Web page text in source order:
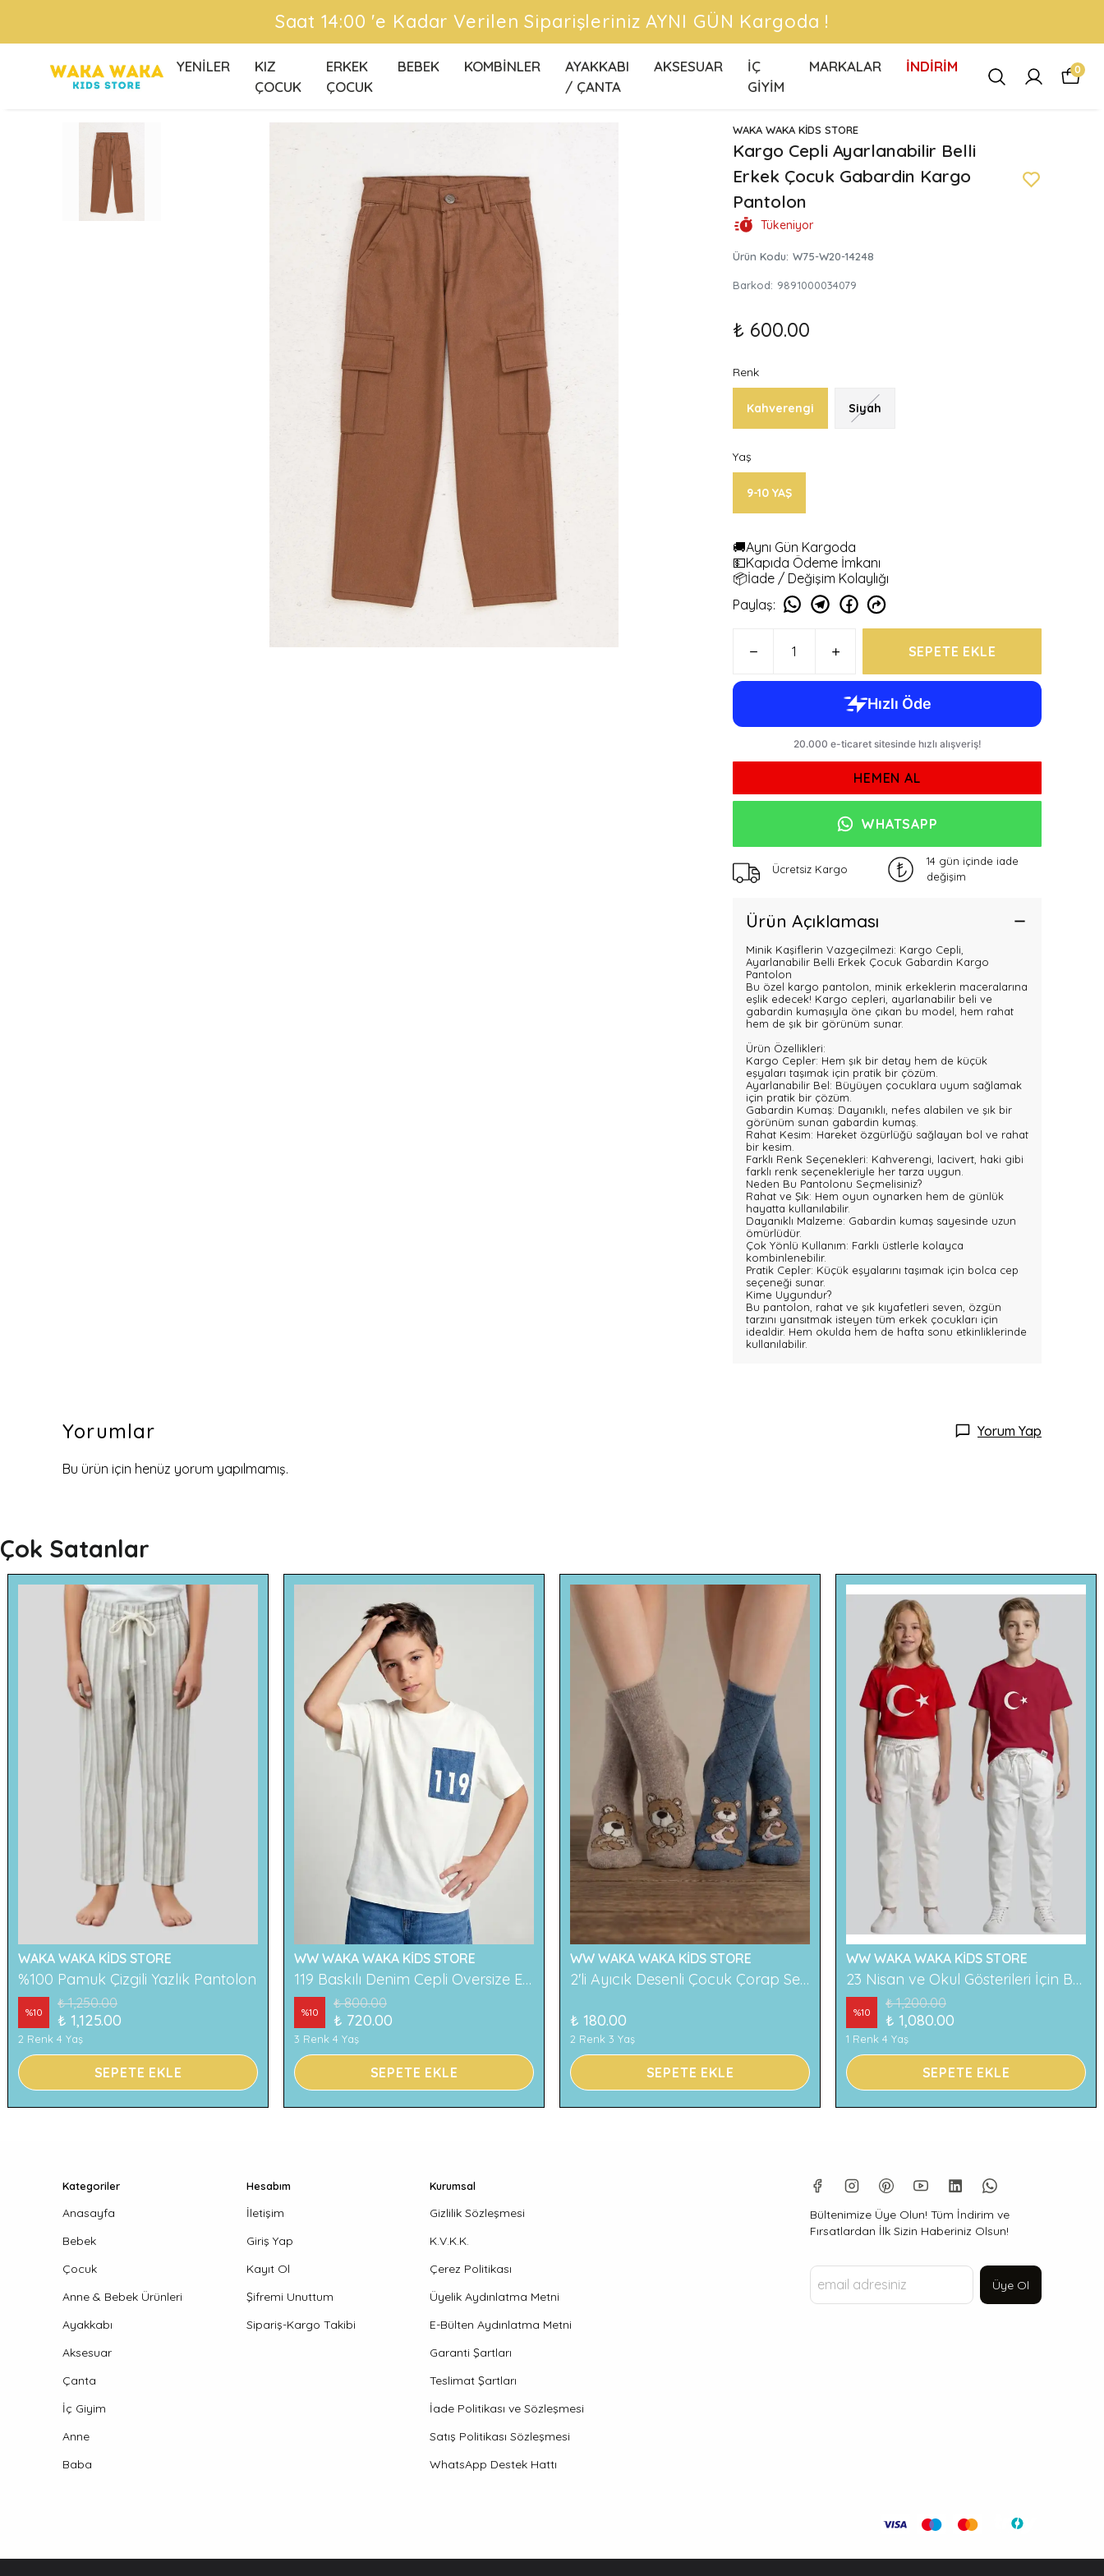
ÜCRETSİZ KARGO FIRSATLARINI KAÇIRMA !
YENİLER
KIZ
ÇOCUK
ERKEK
ÇOCUK
BEBEK KOMBİNLER
AYAKKABI
/ ÇANTA
AKSESUAR
İÇ
GİYİM
MARKALAR İNDİRİM 0
WAKA WAKA KİDS STORE
Kargo Cepli Ayarlanabilir Belli
Erkek Çocuk Gabardin Kargo
Pantolon
Tükeniyor
Ürün Kodu: W75-W20-14248
Barkod: 9891000034079
₺ 600.00
Renk
Kahverengi Siyah
Yaş
9-10 YAŞ
🚚Aynı Gün Kargoda
💵Kapıda Ödeme İmkanı
📦İade / Değişim Kolaylığı
Paylaş:
SEPETE EKLE
HEMEN AL
WHATSAPP
Ücretsiz Kargo
14 gün içinde iade
değişim
Ürün Açıklaması
Minik Kaşiflerin Vazgeçilmezi: Kargo Cepli,
Ayarlanabilir Belli Erkek Çocuk Gabardin Kargo
Pantolon
Bu özel kargo pantolon, minik erkeklerin maceralarına
eşlik edecek! Kargo cepleri, ayarlanabilir beli ve
gabardin kumaşıyla öne çıkan bu model, hem rahat
hem de şık bir görünüm sunar.
Ürün Özellikleri:
Kargo Cepler: Hem şık bir detay hem de küçük
eşyaları taşımak için pratik bir çözüm.
Ayarlanabilir Bel: Büyüyen çocuklara uyum sağlamak
için pratik bir çözüm.
Gabardin Kumaş: Dayanıklı, nefes alabilen ve şık bir
görünüm sunan gabardin kumaş.
Rahat Kesim: Hareket özgürlüğü sağlayan bol ve rahat
bir kesim.
Farklı Renk Seçenekleri: Kahverengi, lacivert, haki gibi
farklı renk seçenekleriyle her tarza uygun.
Neden Bu Pantolonu Seçmelisiniz?
Rahat ve Şık: Hem oyun oynarken hem de günlük
hayatta kullanılabilir.
Dayanıklı Malzeme: Gabardin kumaş sayesinde uzun
ömürlüdür.
Çok Yönlü Kullanım: Farklı üstlerle kolayca
kombinlenebilir.
Pratik Cepler: Küçük eşyalarını taşımak için bolca cep
seçeneği sunar.
Kime Uygundur?
Bu pantolon, rahat ve şık kıyafetleri seven, özgün
tarzını yansıtmak isteyen tüm erkek çocukları için
idealdir. Hem okulda hem de hafta sonu etkinliklerinde
kullanılabilir.
Yorumlar Yorum Yap
Bu ürün için henüz yorum yapılmamış.
Çok Satanlar
WAKA WAKA KİDS STORE
%100 Pamuk Çizgili Yazlık Pantolon
%10
₺ 1,250.00
₺ 1,125.00
2 Renk 4 Yaş
SEPETE EKLE
WW WAKA WAKA KİDS STORE
119 Baskılı Denim Cepli Oversize Erkek Çocuk Tişört
%10
₺ 800.00
₺ 720.00
3 Renk 4 Yaş
SEPETE EKLE
WW WAKA WAKA KİDS STORE
2'li Ayıcık Desenli Çocuk Çorap Seti Renkli ve Eğlenceli Desenler Rahat ve Yumuşak Kumaş
₺ 180.00
2 Renk 3 Yaş
SEPETE EKLE
WW WAKA WAKA KİDS STORE
23 Nisan ve Okul Gösterileri İçin Beyaz Çocuk Pantolonu
%10
₺ 1,200.00
₺ 1,080.00
1 Renk 4 Yaş
SEPETE EKLE
Kategoriler
Anasayfa
Bebek
Çocuk
Anne & Bebek Ürünleri
Ayakkabı
Aksesuar
Çanta
İç Giyim
Anne
Baba
Hesabım
İletişim
Giriş Yap
Kayıt Ol
Şifremi Unuttum
Sipariş-Kargo Takibi
Kurumsal
Gizlilik Sözleşmesi
K.V.K.K.
Çerez Politikası
Üyelik Aydınlatma Metni
E-Bülten Aydınlatma Metni
Garanti Şartları
Teslimat Şartları
İade Politikası ve Sözleşmesi
Satış Politikası Sözleşmesi
WhatsApp Destek Hattı
Bültenimize Üye Olun! Tüm İndirim ve
Fırsatlardan İlk Sizin Haberiniz Olsun!
Üye Ol